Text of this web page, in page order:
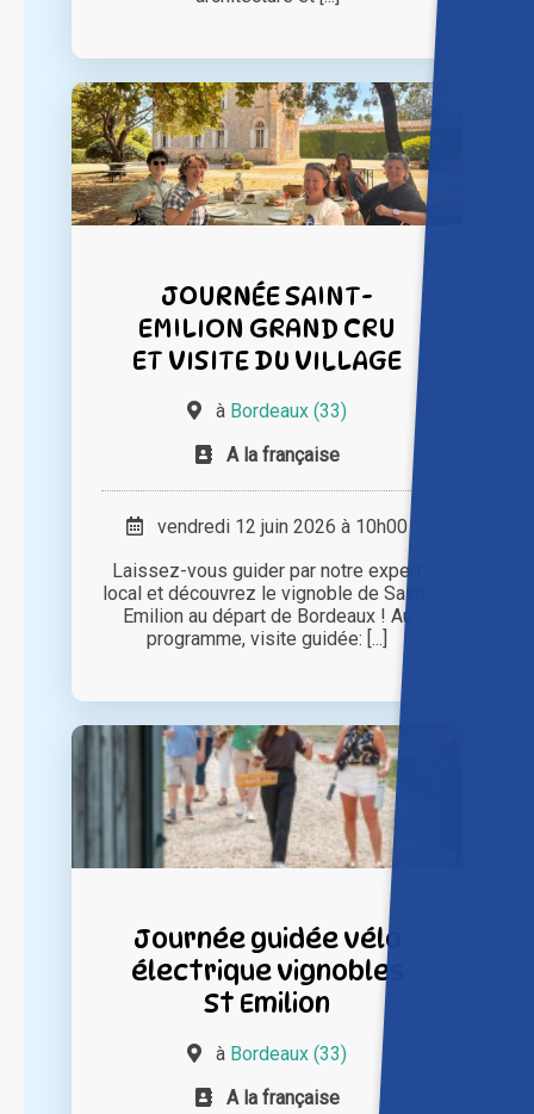
JOURNÉE SAINT-
EMILION GRAND CRU
ET VISITE DU VILLAGE
à Bordeaux (33)
A la française
vendredi 12 juin 2026 à 10h00
Laissez-vous guider par notre expert
local et découvrez le vignoble de Saint-
Emilion au départ de Bordeaux ! Au
programme, visite guidée: [...]
Journée guidée vélo
électrique vignobles
St Emilion
à Bordeaux (33)
A la française